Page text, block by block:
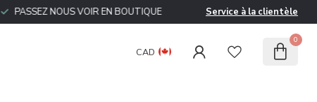
PASSEZ NOUS VOIR EN BOUTIQUE Service à la clientèle
CAD
0